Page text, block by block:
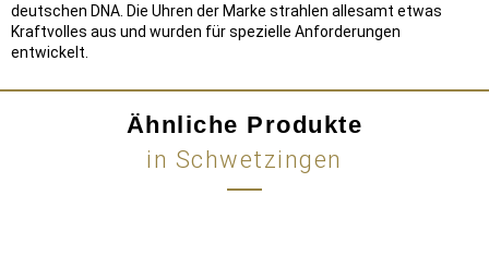
deutschen DNA. Die Uhren der Marke strahlen allesamt etwas
Kraftvolles aus und wurden für spezielle Anforderungen
entwickelt.
Ähnliche Produkte
in Schwetzingen